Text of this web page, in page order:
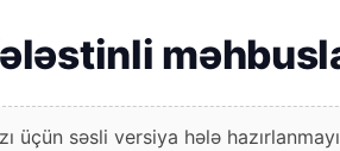
üçün səsli versiya hələ